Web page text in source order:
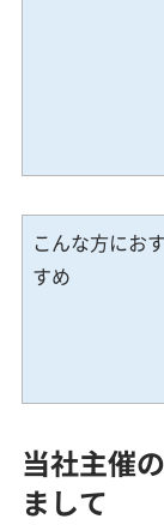
こんな方におす
すめ
当社主催
まして